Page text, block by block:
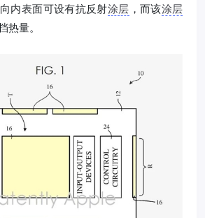
内表面可设有抗反射涂层 ，而该涂层
热量。